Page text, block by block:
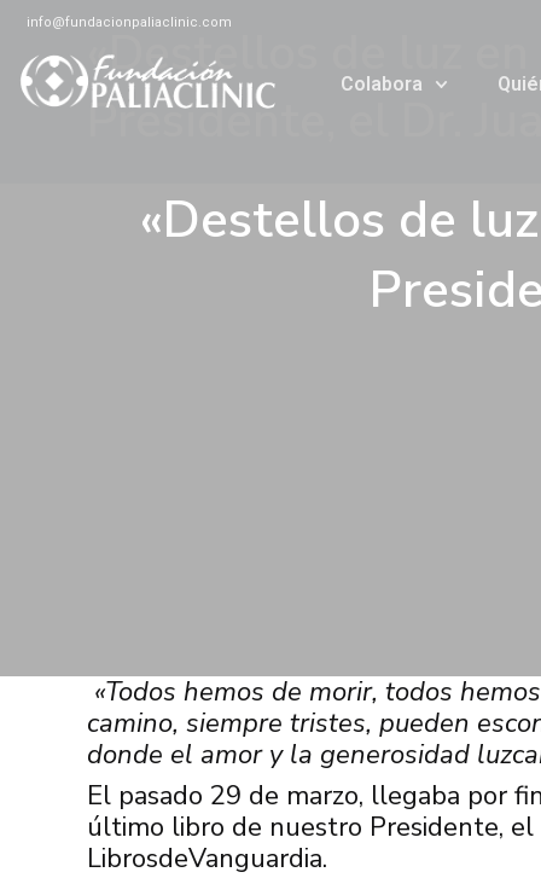
info@fundacionpaliaclinic.com
Colabora
«Destellos de luz
Presidente, el Dr.
«Destellos de
«Todos hemos de morir, todos
camino, siempre tristes, pueden
donde el amor y la generosidad
El pasado 29 de marzo, llegaba por
último libro de nuestro Presidente,
LibrosdeVanguardia.